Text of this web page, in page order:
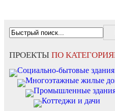
ПРОЕКТЫ ПО
Социально-бытовые здания
Многоэтажные жилые
Промышленные
Коттеджи и дачи